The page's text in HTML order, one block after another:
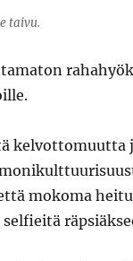
taivu.
kelvottomuutta
mokoma